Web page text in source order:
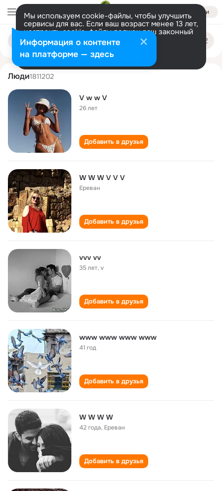
Войти
Мы используем cookie-файлы, чтобы улучшить
сервисы для вас. Если ваш возраст менее 13 лет,
настроить cookie-файлы должен ваш законный
представитель. Больше информации
Разрешить все Настроить
Поиск
людям
vvv vv
Люди1811202
V w w V
26 лет
Добавить в друзья
W W W V V V
Ереван
Добавить в друзья
vvv vv
35 лет,v
Добавить в друзья
www www www www
41 год
Добавить в друзья
W W W W
42 года, Ереван
Добавить в друзья
Информация о контенте
на платформе — здесь